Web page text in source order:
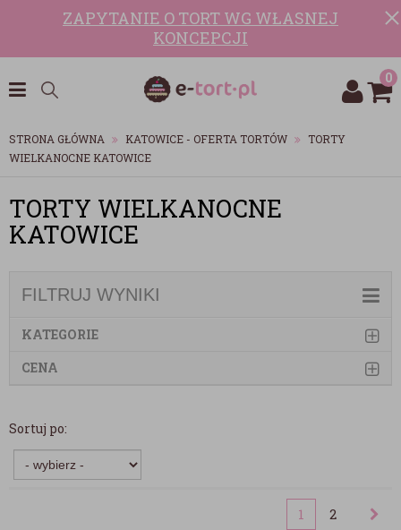
ZAPYTANIE O TORT WG WŁASNEJ
KONCEPCJI
0
STRONA GŁÓWNA KATOWICE - OFERTA TORTÓW
TORTY
WIELKANOCNE KATOWICE
TORTY WIELKANOCNE
KATOWICE
FILTRUJ WYNIKI
KATEGORIE
CENA
Sortuj po:
1 2